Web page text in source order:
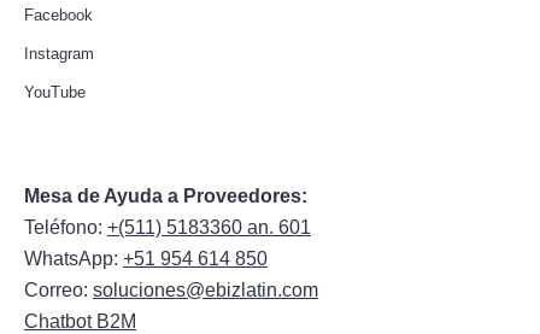
Facebook
Instagram
YouTube
Mesa de Ayuda a Proveedores:
Teléfono: +(511) 5183360 an. 601
WhatsApp: +51 954 614 850
Correo: soluciones@ebizlatin.com
Chatbot B2M